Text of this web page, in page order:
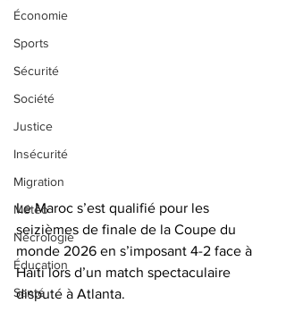
Économie
Sports
Sécurité
Société
Justice
Insécurité
Migration
Météo
Nécrologie
Éducation
Santé
Le Maroc s’est qualifié pour les
seizièmes de finale de la Coupe du
monde 2026 en s’imposant 4-2 face à
Haïti lors d’un match spectaculaire
disputé à Atlanta.